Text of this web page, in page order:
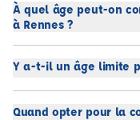
À quel âge peut-on
à Rennes ?
Y a-t-il un âge limite
Quand opter pour la